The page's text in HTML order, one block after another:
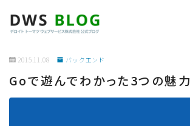
ホーム
2015.11.08 バックエンド
Goで遊んでわかった3つの魅力